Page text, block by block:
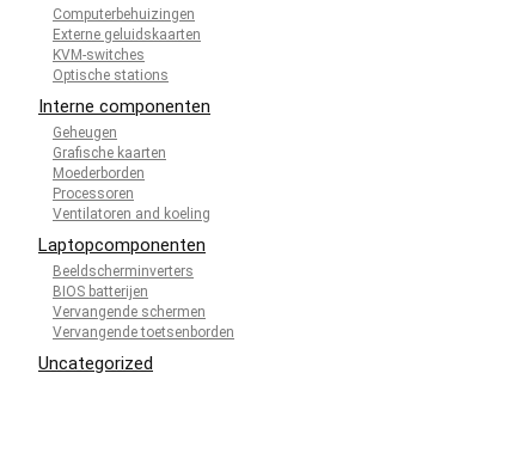
Computerbehuizingen
Externe geluidskaarten
KVM-switches
Optische stations
Interne componenten
Geheugen
Grafische kaarten
Moederborden
Processoren
Ventilatoren and koeling
Laptopcomponenten
Beeldscherminverters
BIOS batterijen
Vervangende schermen
Vervangende toetsenborden
Uncategorized